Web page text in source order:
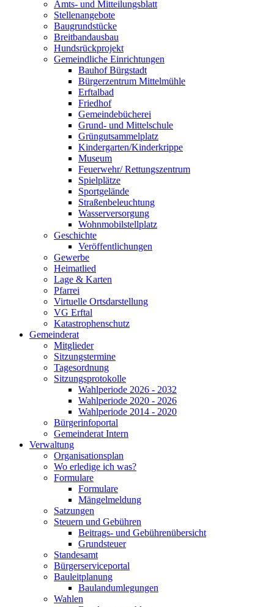
Amts- und Mitteilungsblatt
Stellenangebote
Baugrundstücke
Breitbandausbau
Hundsrückprojekt
Gemeindliche Einrichtungen
Bauhof Bürgstadt
Bürgerzentrum Mittelmühle
Erftalbad
Friedhof
Gemeindebücherei
Grund- und Mittelschule
Grüngutsammelplatz
Kindergarten/Kinderkrippe
Museum
Feuerwehr/ Rettungszentrum
Spielplätze
Sportgelände
Straßenbeleuchtung
Wasserversorgung
Wohnmobilstellplatz
Geschichte
Veröffentlichungen
Gewerbe
Heimatlied
Lage & Karten
Pfarrei
Virtuelle Ortsdarstellung
VG Erftal
Katastrophenschutz
Gemeinderat
Mitglieder
Sitzungstermine
Tagesordnung
Sitzungsprotokolle
Wahlperiode 2026 - 2032
Wahlperiode 2020 - 2026
Wahlperiode 2014 - 2020
Bürgerinfoportal
Gemeinderat Intern
Verwaltung
Organisationsplan
Wo erledige ich was?
Formulare
Formulare
Mängelmeldung
Satzungen
Steuern und Gebühren
Beitrags- und Gebührenübersicht
Grundsteuer
Standesamt
Bürgerserviceportal
Bauleitplanung
Baulandumlegungen
Wahlen